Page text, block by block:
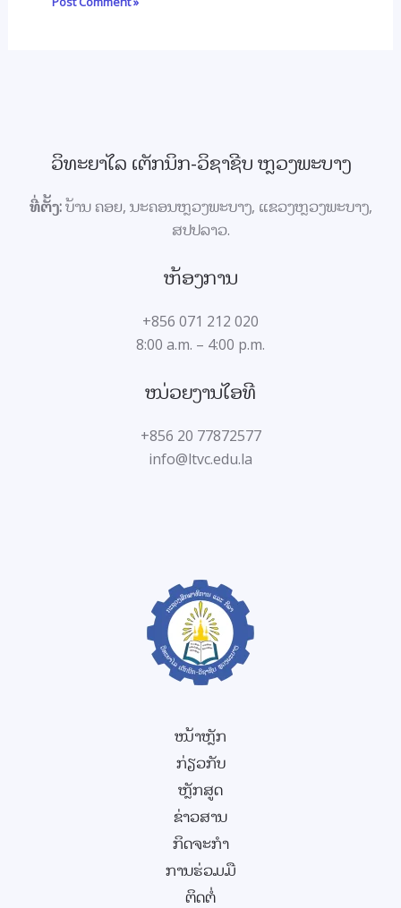
ວິທະຍາໄລ ເຕັກນິກ-ວິຊາຊີບ ຫຼວງພະບາງ
ທີ່ຕັ້ງ:ບ້ານ ຄອຍ, ນະຄອນຫຼວງພະບາງ, ແຂວງຫຼວງພະບາງ,
ສປປລາວ.
ຫ້ອງການ
+856 071 212 020
8:00 a.m. – 4:00 p.m.
ໜ່ວຍງານໄອທີ
+856 20 77872577
info@ltvc.edu.la
ໜ້າຫຼັກ
ກ່ຽວກັບ
ຫຼັກສູດ
ຂ່າວສານ
ກິດຈະກຳ
ການຮ່ວມມື
ຕິດຕໍ່